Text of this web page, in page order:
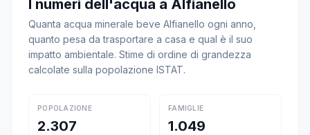
I numeri dell'acqua a Alfianello
Quanta acqua minerale beve Alfianello ogni anno,
quanto pesa da trasportare a casa e qual è il suo
impatto ambientale. Stime di ordine di grandezza
calcolate sulla popolazione ISTAT.
POPOLAZIONE
2.307
FAMIGLIE
1.049